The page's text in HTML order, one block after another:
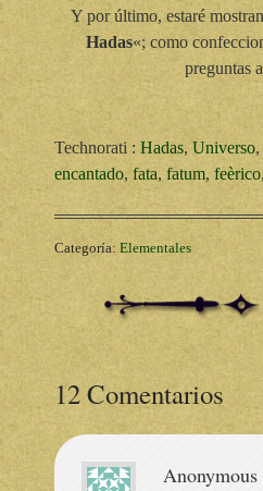
Y por último, estaré
Hadas«; como
preguntas
Technorati : Hadas, Universo,
encantado, fata, fatum, feèrico,
Categoría: Elementales
12 Comentarios
Anonymous